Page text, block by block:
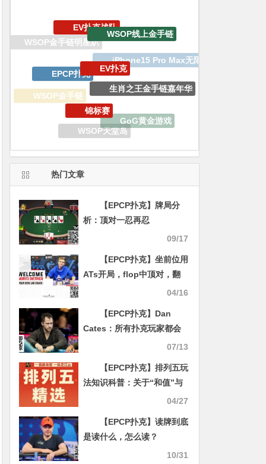
双旦嘉年华
APT亚洲扑克巡回赛
WSOP金手链
EPCP扑克
EV扑克
GoG黄金游戏
WSOP天堂岛
锦标赛
热门文章
【EPCP扑克】牌局分
析：顶对一忍再忍
09/17
【EPCP扑克】坐前位用
ATs开局，flop中顶对，翻
04/16
【EPCP扑克】Dan
Cates：所有扑克玩家都会
犯错，职业选手也不例外07/13
【EPCP扑克】排列五玩
法知识科普：关于“和值”与
04/27
【EPCP扑克】读牌到底
是读什么，怎么读？
10/31